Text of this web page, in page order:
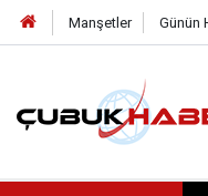
Manşetler Günün